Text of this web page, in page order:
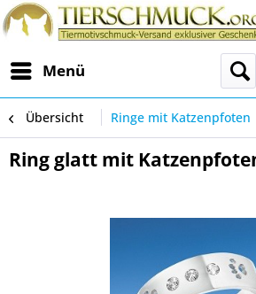
Menü
Übersicht Ringe mit Katzenpfoten
Ring glatt mit